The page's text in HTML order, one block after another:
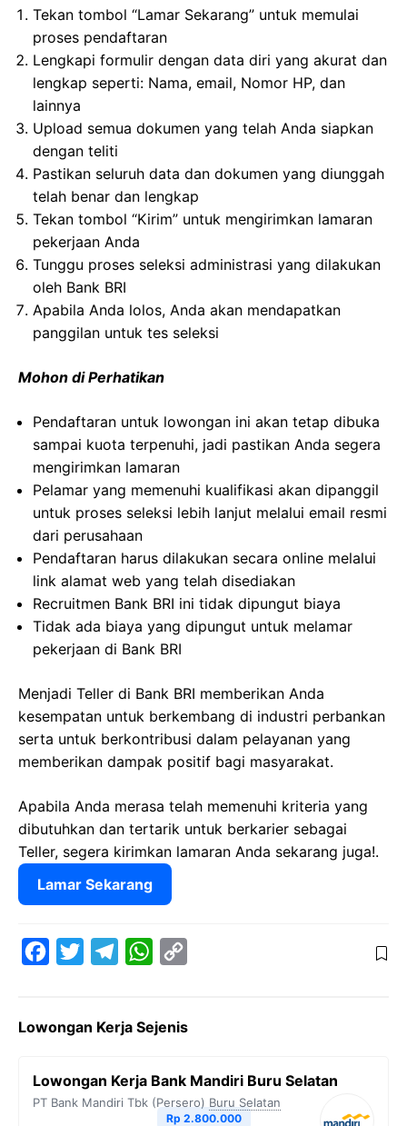
Tekan tombol “Lamar Sekarang” untuk memulai
proses pendaftaran
Lengkapi formulir dengan data diri yang akurat dan
lengkap seperti: Nama, email, Nomor HP, dan
lainnya
Upload semua dokumen yang telah Anda siapkan
dengan teliti
Pastikan seluruh data dan dokumen yang diunggah
telah benar dan lengkap
Tekan tombol “Kirim” untuk mengirimkan lamaran
pekerjaan Anda
Tunggu proses seleksi administrasi yang dilakukan
oleh Bank BRI
Apabila Anda lolos, Anda akan mendapatkan
panggilan untuk tes seleksi
Mohon di Perhatikan
Pendaftaran untuk lowongan ini akan tetap dibuka
sampai kuota terpenuhi, jadi pastikan Anda segera
mengirimkan lamaran
Pelamar yang memenuhi kualifikasi akan dipanggil
untuk proses seleksi lebih lanjut melalui email resmi
dari perusahaan
Pendaftaran harus dilakukan secara online melalui
link alamat web yang telah disediakan
Recruitmen Bank BRI ini tidak dipungut biaya
Tidak ada biaya yang dipungut untuk melamar
pekerjaan di Bank BRI
Menjadi Teller di Bank BRI memberikan Anda
kesempatan untuk berkembang di industri perbankan
serta untuk berkontribusi dalam pelayanan yang
memberikan dampak positif bagi masyarakat.
Apabila Anda merasa telah memenuhi kriteria yang
dibutuhkan dan tertarik untuk berkarier sebagai
Teller, segera kirimkan lamaran Anda sekarang juga!.
Lamar Sekarang
e
o
t
e
e
r
W
t
A
y
n
Lowongan Kerja Sejenis
Lowongan Kerja Bank Mandiri Buru Selatan
PT Bank Mandiri Tbk (Persero) Buru Selatan
Rp 2.800.000